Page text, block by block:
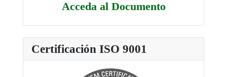
Acceda al Documento
Certificación ISO 9001